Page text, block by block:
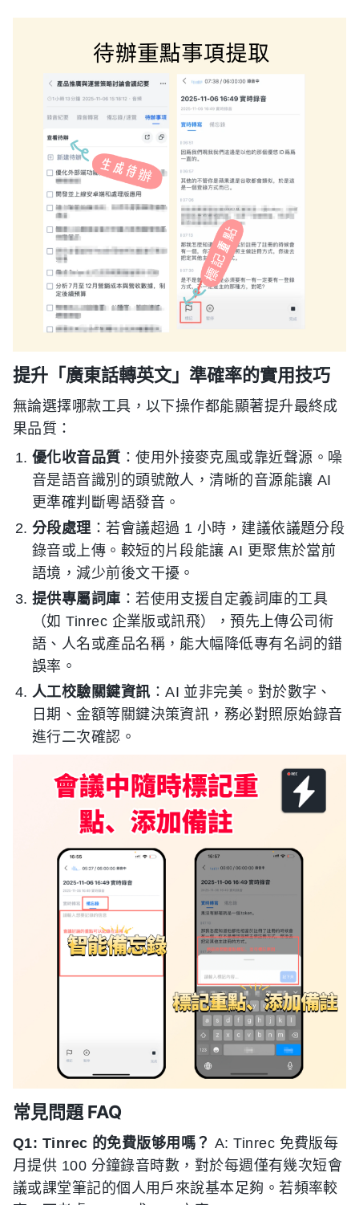
提升「廣東話轉英文」準確率的實用技巧
無論選擇哪款工具，以下操作都能顯著提升最終成
果品質：
優化收音品質 ：使用外接麥克風或靠近聲源。噪
音是語音識別的頭號敵人，清晰的音源能讓 AI
更準確判斷粵語發音。
分段處理 ：若會議超過 1 小時，建議依議題分段
錄音或上傳。較短的片段能讓 AI 更聚焦於當前
語境，減少前後文干擾。
提供專屬詞庫 ：若使用支援自定義詞庫的工具
（如 Tinrec 企業版或訊飛），預先上傳公司術
語、人名或產品名稱，能大幅降低專有名詞的錯
誤率。
人工校驗關鍵資訊：AI 並非完美。對於數字、
日期、金額等關鍵決策資訊，務必對照原始錄音
進行二次確認。
常見問題 FAQ
Q1: Tinrec 的免費版够用嗎？ A: Tinrec 免費版每
月提供 100 分鐘錄音時數，對於每週僅有幾次短會
議或課堂筆記的個人用戶來說基本足夠。若頻率較